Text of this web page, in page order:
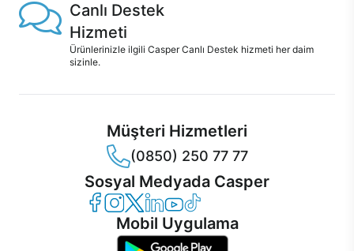
Canlı Destek
Hizmeti
Ürünlerinizle ilgili Casper Canlı Destek hizmeti her daim
sizinle.
Müşteri Hizmetleri
(0850) 250 77 77
Sosyal Medyada Casper
Casper Facebook
Casper Instagram
Casper Twitter
Casper LinkedIn
Casper YouTube
Casper TikTok
Mobil Uygulama